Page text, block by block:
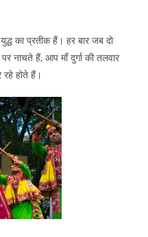
का प्रतीक हैं। हर बार जब दो
नाचते हैं, आप माँ दुर्गा की तलवार
होते हैं।